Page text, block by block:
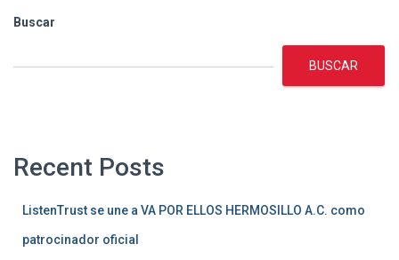
Buscar
BUSCAR
Recent Posts
ListenTrust se une a VA POR ELLOS HERMOSILLO A.C. como
patrocinador oficial